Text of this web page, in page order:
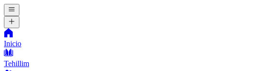
Inicio
Tehillim